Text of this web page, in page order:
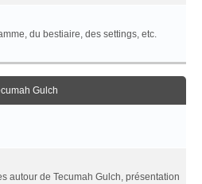
du bestiaire, des settings, etc.
Gulch
autour de Tecumah Gulch, présentation